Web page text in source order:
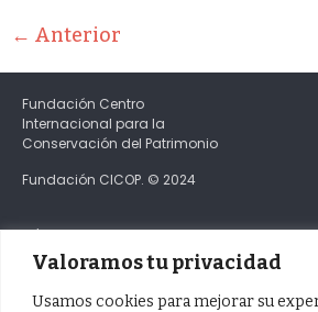
Valoramos tu privacidad
Usamos cookies para mejorar su
← Anterior
Fundación Centro
Internacional para la
Conservación del Patrimonio
Fundación CICOP. © 2024
Casa de los Capitanes Generales
CP 38201 San Cristóbal de La Laguna
Santa Cruz de Tenerife